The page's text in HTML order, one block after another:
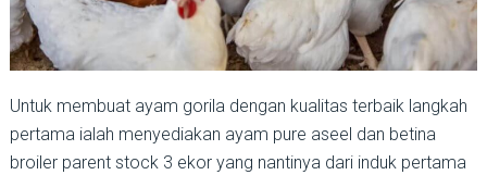
Untuk membuat ayam gorila dengan kualitas terbaik langkah
pertama ialah menyediakan ayam pure aseel dan betina
broiler parent stock 3 ekor yang nantinya dari induk pertama